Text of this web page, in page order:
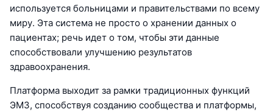
используется больницами и правительствами по всему
миру. Эта система не просто о хранении данных о
пациентах; речь идет о том, чтобы эти данные
способствовали улучшению результатов
здравоохранения.
Платформа выходит за рамки традиционных функций
ЭМЗ, способствуя созданию сообщества и платформы,